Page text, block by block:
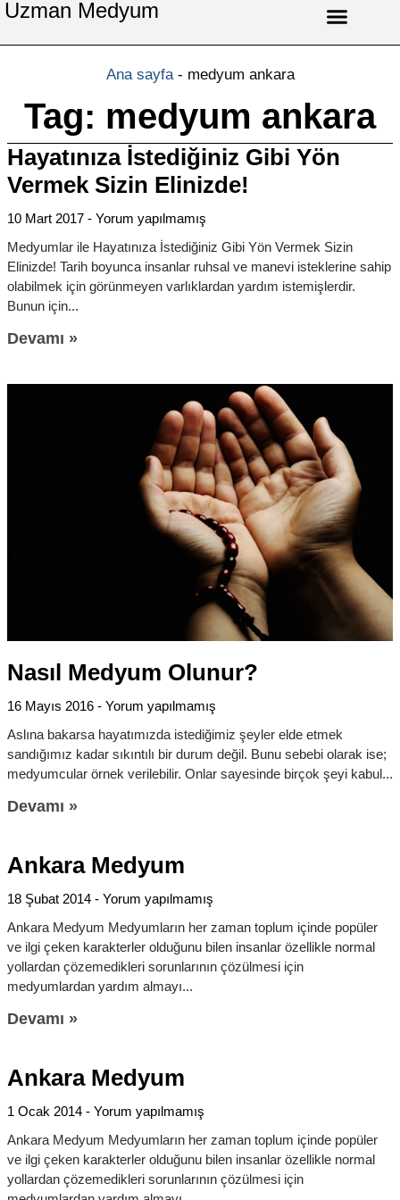
Uzman Medyum
Ana sayfa- medyum ankara
Tag: medyum ankara
Hayatınıza İstediğiniz Gibi Yön
Vermek Sizin Elinizde!
10 Mart 2017
Yorum yapılmamış
Medyumlar ile Hayatınıza İstediğiniz Gibi Yön Vermek Sizin
Elinizde! Tarih boyunca insanlar ruhsal ve manevi isteklerine sahip
olabilmek için görünmeyen varlıklardan yardım istemişlerdir.
Bunun için
Devamı »
Nasıl Medyum Olunur?
16 Mayıs 2016
Yorum yapılmamış
Aslına bakarsa hayatımızda istediğimiz şeyler elde etmek
sandığımız kadar sıkıntılı bir durum değil. Bunu sebebi olarak ise;
medyumcular örnek verilebilir. Onlar sayesinde birçok şeyi kabul
Devamı »
Ankara Medyum
18 Şubat 2014
Yorum yapılmamış
Ankara Medyum Medyumların her zaman toplum içinde popüler
ve ilgi çeken karakterler olduğunu bilen insanlar özellikle normal
yollardan çözemedikleri sorunlarının çözülmesi için
medyumlardan yardım almayı
Devamı »
Ankara Medyum
1 Ocak 2014
Yorum yapılmamış
Ankara Medyum Medyumların her zaman toplum içinde popüler
ve ilgi çeken karakterler olduğunu bilen insanlar özellikle normal
yollardan çözemedikleri sorunlarının çözülmesi için